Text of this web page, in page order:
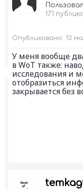
171
Опубликовано: 13
У меня вообще
в WoT также:
исследования и
отобразиться
закрывается без